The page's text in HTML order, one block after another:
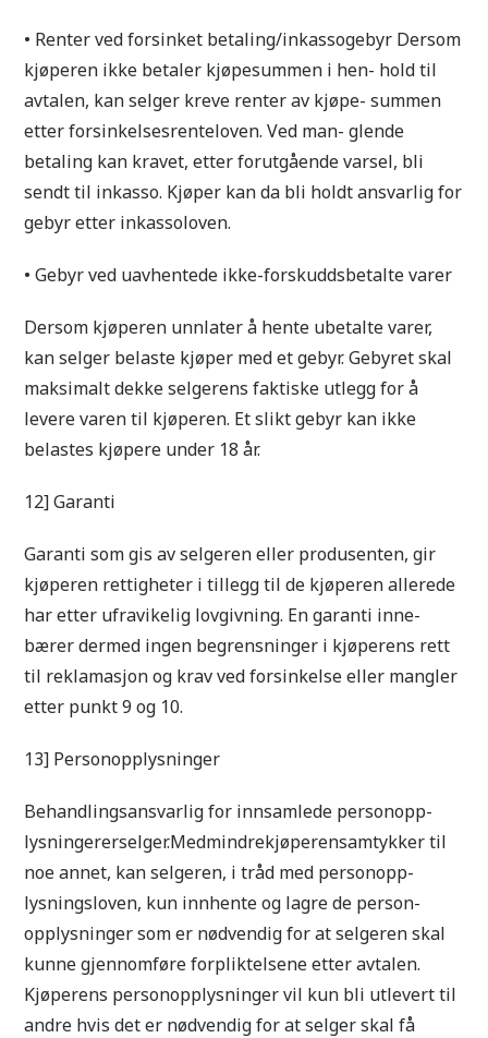
• Renter ved forsinket betaling/inkassogebyr Dersom
kjøperen ikke betaler kjøpesummen i hen- hold til
avtalen, kan selger kreve renter av kjøpe- summen
etter forsinkelsesrenteloven. Ved man- glende
betaling kan kravet, etter forutgående varsel, bli
sendt til inkasso. Kjøper kan da bli holdt ansvarlig for
gebyr etter inkassoloven.
• Gebyr ved uavhentede ikke-forskuddsbetalte varer
Dersom kjøperen unnlater å hente ubetalte varer,
kan selger belaste kjøper med et gebyr. Gebyret skal
maksimalt dekke selgerens faktiske utlegg for å
levere varen til kjøperen. Et slikt gebyr kan ikke
belastes kjøpere under 18 år.
12] Garanti
Garanti som gis av selgeren eller produsenten, gir
kjøperen rettigheter i tillegg til de kjøperen allerede
har etter ufravikelig lovgivning. En garanti inne-
bærer dermed ingen begrensninger i kjøperens rett
til reklamasjon og krav ved forsinkelse eller mangler
etter punkt 9 og 10.
13] Personopplysninger
Behandlingsansvarlig for innsamlede personopp-
lysningererselger.Medmindrekjøperensamtykker til
noe annet, kan selgeren, i tråd med personopp-
lysningsloven, kun innhente og lagre de person-
opplysninger som er nødvendig for at selgeren skal
kunne gjennomføre forpliktelsene etter avtalen.
Kjøperens personopplysninger vil kun bli utlevert til
andre hvis det er nødvendig for at selger skal få